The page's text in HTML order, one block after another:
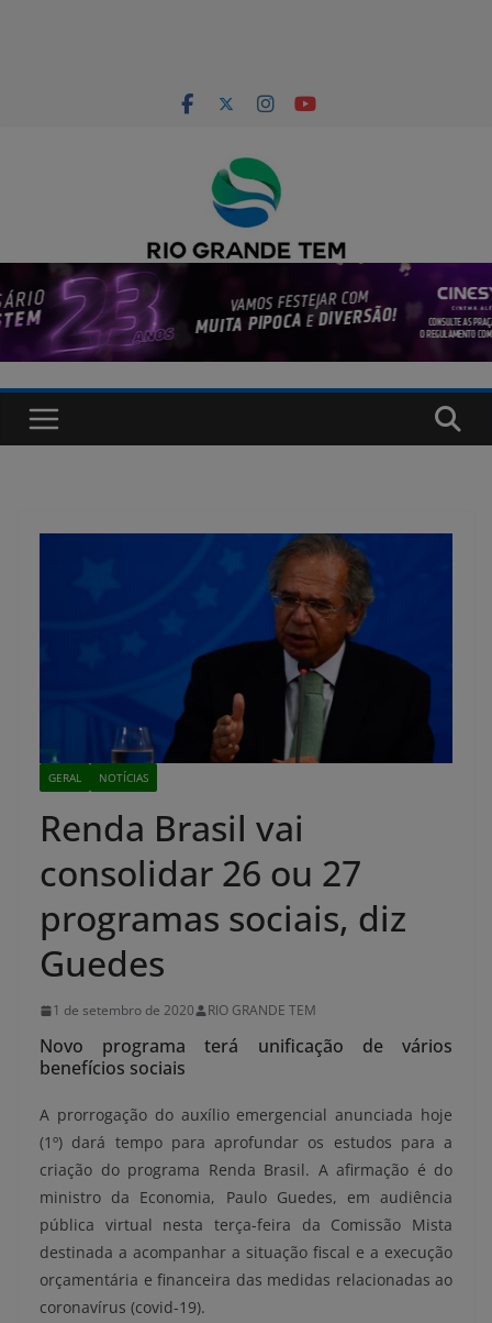
GERAL NOTÍCIAS
Renda Brasil vai
consolidar 26 ou 27
programas sociais, diz
Guedes
1 de setembro de 2020 RIO GRANDE TEM
Novo programa terá unificação de vários
benefícios sociais
A prorrogação do auxílio emergencial anunciada hoje
(1º) dará tempo para aprofundar os estudos para a
criação do programa Renda Brasil. A afirmação é do
ministro da Economia, Paulo Guedes, em audiência
pública virtual nesta terça-feira da Comissão Mista
destinada a acompanhar a situação fiscal e a execução
orçamentária e financeira das medidas relacionadas ao
coronavírus (covid-19).